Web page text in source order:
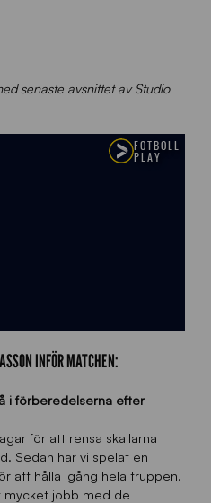
senaste avsnittet av Studio
INFÖR MATCHEN:
i förberedelserna efter
för att rensa skallarna
Sedan har vi spelat en
att hålla igång hela truppen.
mycket jobb med de